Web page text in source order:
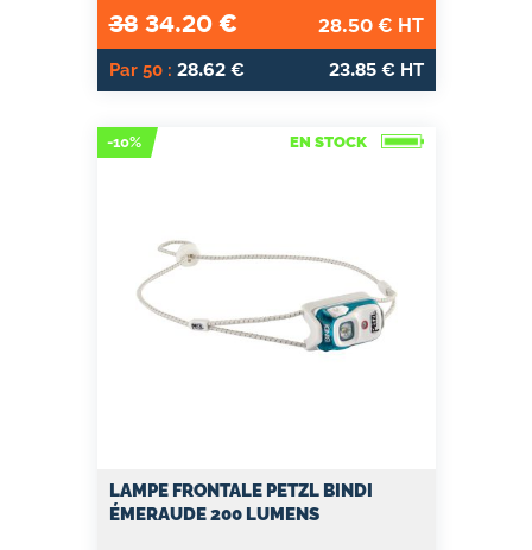
3834.20€ 28.50€ HT
Par 50 : 28.62€ 23.85€ HT
-10% EN STOCK
LAMPE FRONTALE PETZL BINDI
ÉMERAUDE 200 LUMENS